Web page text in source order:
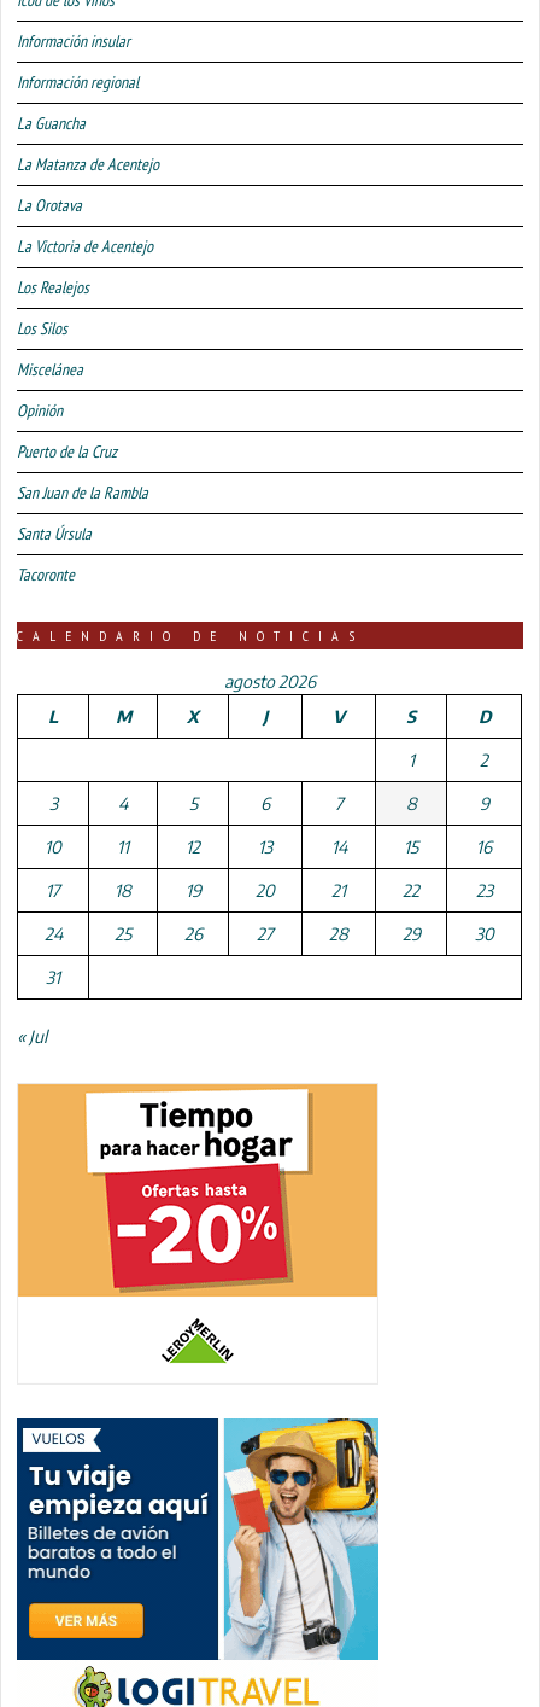
Información insular
Información regional
La Guancha
La Matanza de Acentejo
La Orotava
La Victoria de Acentejo
Los Realejos
Los Silos
Miscelánea
Opinión
Puerto de la Cruz
San Juan de la Rambla
Santa Úrsula
Tacoronte
CALENDARIO DE NOTICIAS
agosto 2026
L
M X J V S D
1 2
3 4 5 6 7 8 9
10 11 12 13 14 15 16
17 18 19 20 21 22 23
24 25 26 27 28 29 30
31
« Jul